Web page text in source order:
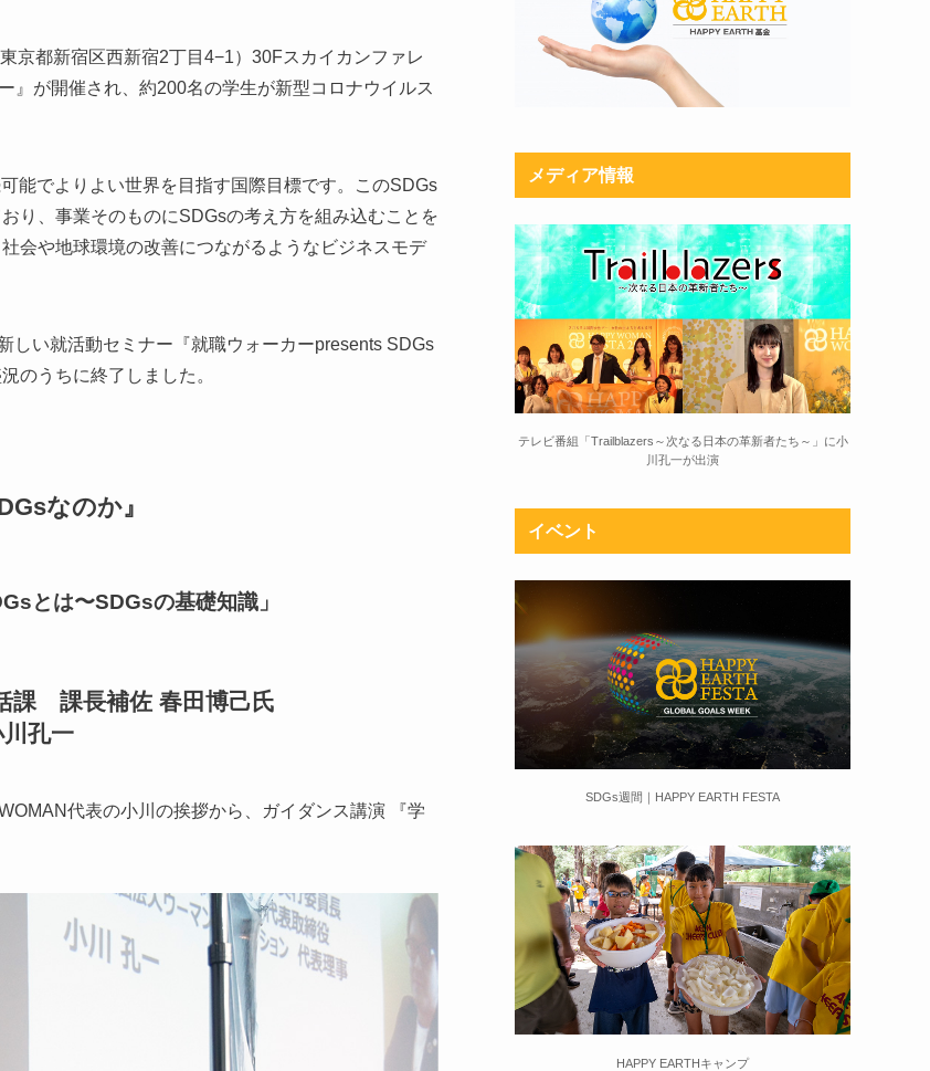
都新宿区西新宿2丁目4−1）30Fスカイカンファレ
』が開催され、約200名の学生が新型コロナウイルス
能でよりよい世界を目指す国際目標です。このSDGs
り、事業そのものにSDGsの考え方を組み込むことを
会や地球環境の改善につながるようなビジネスモデ
い就活動セミナー『就職ウォーカーpresents SDGs
のうちに終了しました。
なのか』
とは〜SDGsの基礎知識」
課 課⻑補佐 春⽥博⼰氏
孔一
代表の小川の挨拶から、ガイダンス講演 『学
メディア情報
テレビ番組「Trailblazers～次なる日本の革新者たち～」に小
川孔一が出演
イベント
SDGs週間｜HAPPY EARTH FESTA
HAPPY EARTHキャンプ